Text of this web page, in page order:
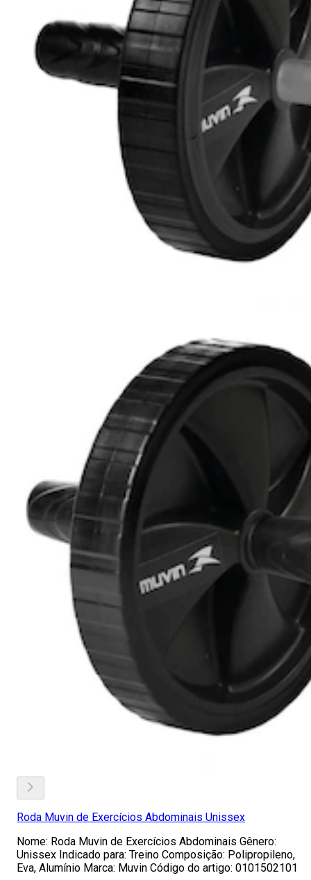
Roda Muvin de Exercícios Abdominais Unissex
Nome: Roda Muvin de Exercícios Abdominais Gênero:
Unissex Indicado para: Treino Composição: Polipropileno,
Eva, Alumínio Marca: Muvin Código do artigo: 0101502101